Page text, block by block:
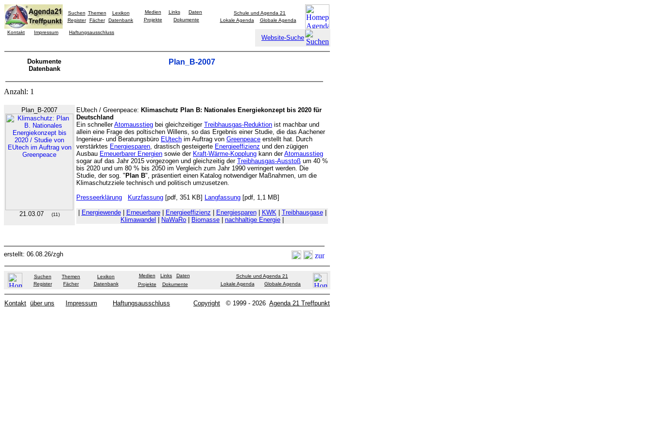
Suchen Themen
Lexikon
Register
Fächer Datenbank
Medien Links
Daten
Projekte
Dokumente
Schule und Agenda 21
Lokale Agenda
Globale Agenda
Kontakt Impressum Haftungsausschluss
Website-Suche
Dokumente
Datenbank
Plan_B-2007
Anzahl: 1
Plan_B-2007
21.03.07 (11)
EUtech / Greenpeace: Klimaschutz Plan B: Nationales Energiekonzept bis 2020 für
Deutschland
Ein schnellerAtomausstieg bei gleichzeitiger Treibhausgas-Reduktion ist machbar und
allein eine Frage des poltischen Willens, so das Ergebnis einer Studie, die das Aachener
Ingenieur- und Beratungsbüro EUtech im Auftrag von Greenpeace erstellt hat. Durch
verstärktes Energiesparen, drastisch gesteigerte Energieeffizienz und den zügigen
Ausbau Erneuerbarer Energien sowie der Kraft-Wärme-Kopplung kann derAtomausstieg
sogar auf das Jahr 2015 vorgezogen und gleichzeitig der Treibhausgas-Ausstoß um 40 %
bis 2020 und um 80 % bis 2050 im Vergleich zum Jahr 1990 verringert werden. Die
Studie, der sog. " Plan B", präsentiert einen Katalog notwendiger Maßnahmen, um die
Klimaschutzziele technisch und politisch umzusetzen.
Presseerklärung
Kurzfassung [pdf, 351 KB] Langfassung [pdf, 1,1 MB]
Energiewende| Erneuerbare| Energieeffizienz Energiesparen| KWK| Treibhausgase|
Klimawandel
NaWaRo Biomasse nachhaltige Energie
erstellt: 06.08.26/zgh
Suchen Themen
Lexikon
Register
Fächer Datenbank
Medien Links
Daten
Projekte
Dokumente
Schule und Agenda 21
Lokale Agenda
Globale Agenda
Kontakt über uns Impressum Haftungsausschluss Copyright © 1999 - 2026 Agenda 21 Treffpunkt